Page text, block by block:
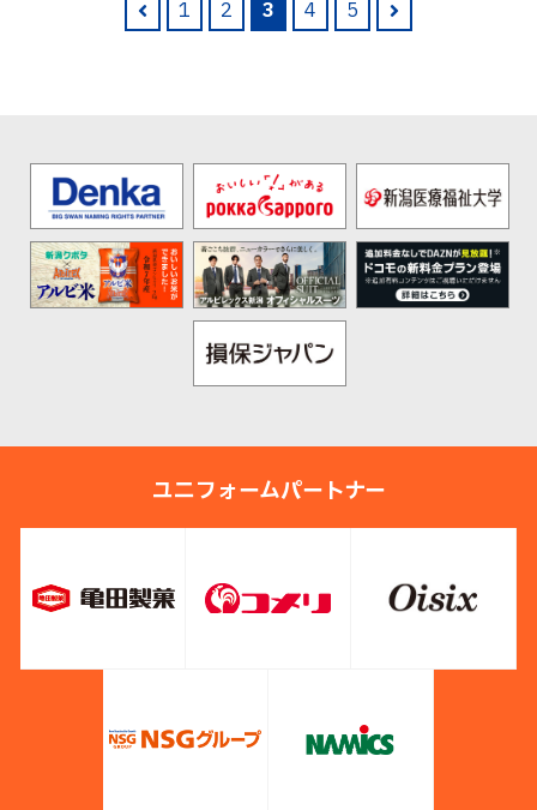
1 2 3 4
5
ユニフォームパートナー